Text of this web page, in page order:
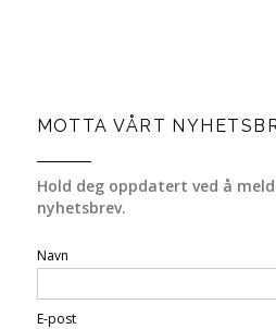
MOTTA VÅRT
Hold deg oppdatert ved å
nyhetsbrev.
Navn
E-post